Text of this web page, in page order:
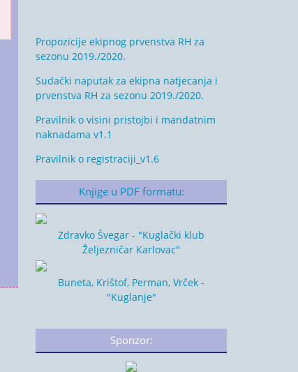
Propozicije ekipnog prvenstva RH za
sezonu 2019./2020.
Sudački naputak za ekipna natjecanja i
prvenstva RH za sezonu 2019./2020.
Pravilnik o visini pristojbi i mandatnim
naknadama v1.1
Pravilnik o registraciji_v1.6
Knjige u PDF formatu:
Zdravko Švegar - "Kuglački klub
Željezničar Karlovac"
Buneta, Krištof, Perman, Vrček -
"Kuglanje"
Sponzor: